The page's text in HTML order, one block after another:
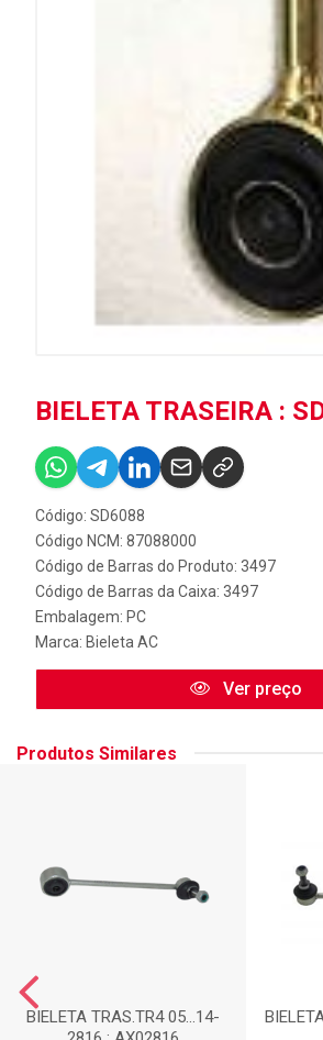
BIELETA TRASEIRA :
Código: SD6088
Código NCM: 87088000
Código de Barras do Produto: 3497
Código de Barras da Caixa: 3497
Embalagem: PC
Marca: Bieleta AC
Ver preço
Produtos Similares
BIELETA TRAS.TR4 05...14-